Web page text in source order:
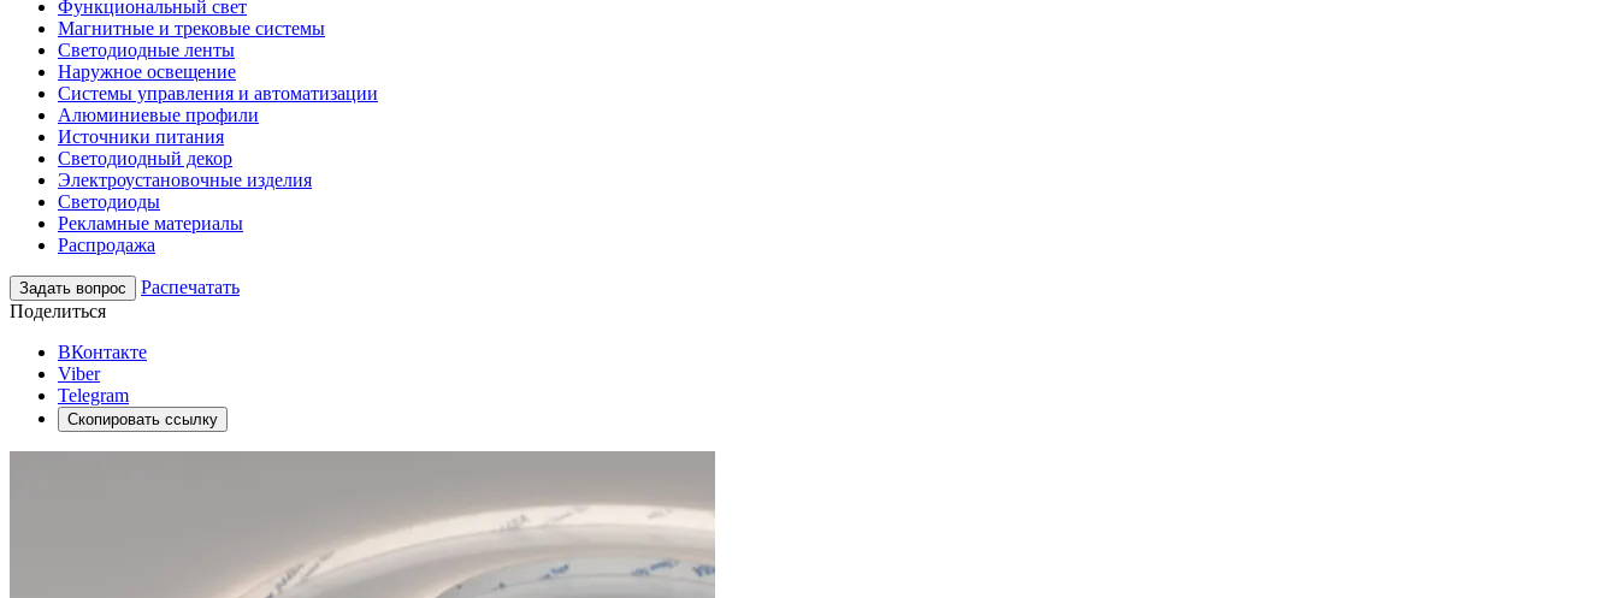
Функциональный свет
Магнитные и трековые системы
Светодиодные ленты
Наружное освещение
Системы управления и автоматизации
Алюминиевые профили
Источники питания
Светодиодный декор
Электроустановочные изделия
Светодиоды
Рекламные материалы
Распродажа
Задать вопрос
Распечатать
Поделиться
ВКонтакте
Viber
Telegram
Скопировать ссылку